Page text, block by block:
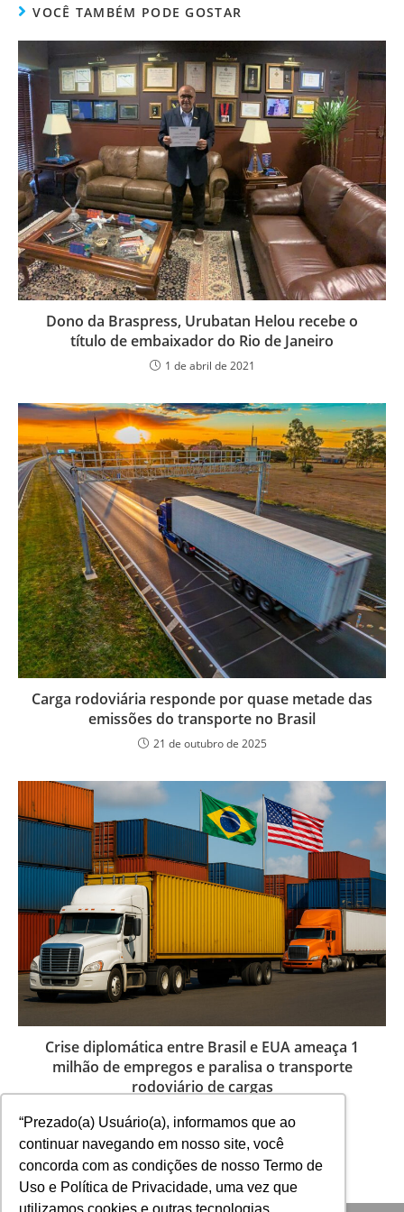
“Prezado(a) Usuário(a), informamos que ao
continuar navegando em nosso site, você
concorda com as condições de nosso Termo de
Uso e Política de Privacidade, uma vez que
utilizamos cookies e outras tecnologias
VOCÊ TAMBÉM PODE GOSTAR
Dono da Braspress, Urubatan Helou recebe o
título de embaixador do Rio de Janeiro
1 de abril de 2021
Carga rodoviária responde por quase metade das
emissões do transporte no Brasil
21 de outubro de 2025
Crise diplomática entre Brasil e EUA ameaça 1
milhão de empregos e paralisa o transporte
rodoviário de cargas